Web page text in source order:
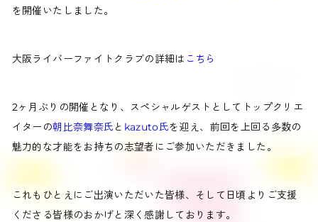
を開催いたしました。
大阪ライバーファイトクラブの詳細は こちら
2ヶ月ぶりの開催となり、スペシャルゲストとしてトップクリエ
イターの朝比奈舞奈氏 と kazuto氏を迎え、前回を上回る多数の
魅力的な才能をお持ちの志望者にご参加いただきました。
これもひとえにご出演いただいた皆様、そして日頃よりご支援
くださる皆様のおかげと深く感謝しております。